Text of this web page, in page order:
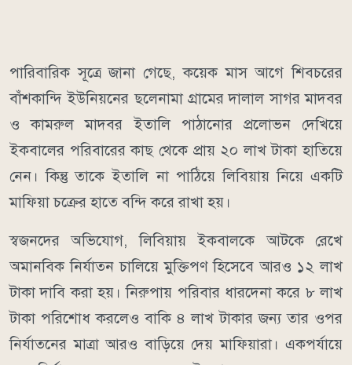
পারিবারিক সূত্রে জানা গেছে, কয়েক মাস আগে শিবচরের
বাঁশকান্দি ইউনিয়নের ছলেনামা গ্রামের দালাল সাগর মাদবর
ও কামরুল মাদবর ইতালি পাঠানোর প্রলোভন দেখিয়ে
ইকবালের পরিবারের কাছ থেকে প্রায় ২০ লাখ টাকা হাতিয়ে
নেন। কিন্তু তাকে ইতালি না পাঠিয়ে লিবিয়ায় নিয়ে একটি
মাফিয়া চক্রের হাতে বন্দি করে রাখা হয়।
স্বজনদের অভিযোগ, লিবিয়ায় ইকবালকে আটকে রেখে
অমানবিক নির্যাতন চালিয়ে মুক্তিপণ হিসেবে আরও ১২ লাখ
টাকা দাবি করা হয়। নিরুপায় পরিবার ধারদেনা করে ৮ লাখ
টাকা পরিশোধ করলেও বাকি ৪ লাখ টাকার জন্য তার ওপর
নির্যাতনের মাত্রা আরও বাড়িয়ে দেয় মাফিয়ারা। একপর্যায়ে